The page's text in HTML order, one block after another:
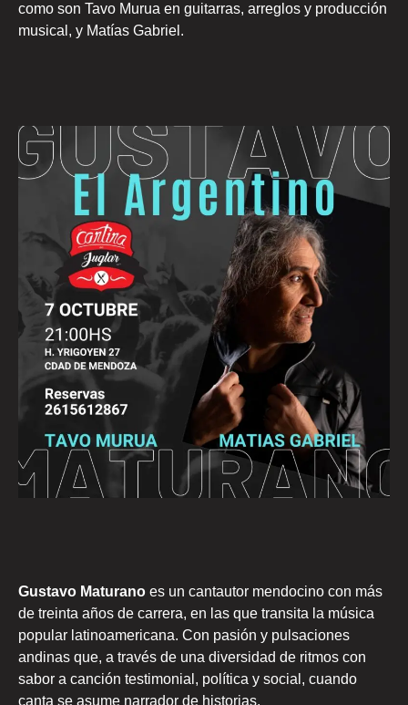
como son Tavo Murua en guitarras, arreglos y producción
musical, y Matías Gabriel.
Gustavo Maturano es un cantautor mendocino con más
de treinta años de carrera, en las que transita la música
popular latinoamericana. Con pasión y pulsaciones
andinas que, a través de una diversidad de ritmos con
sabor a canción testimonial, política y social, cuando
canta se asume narrador de historias.